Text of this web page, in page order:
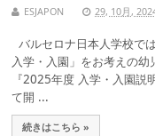
ESJAPON 29, 10月,
バルセロナ日本人学校で
入学・入園」をお考えの
『2025年度 入学・入園
て開 ...
続きはこちら »